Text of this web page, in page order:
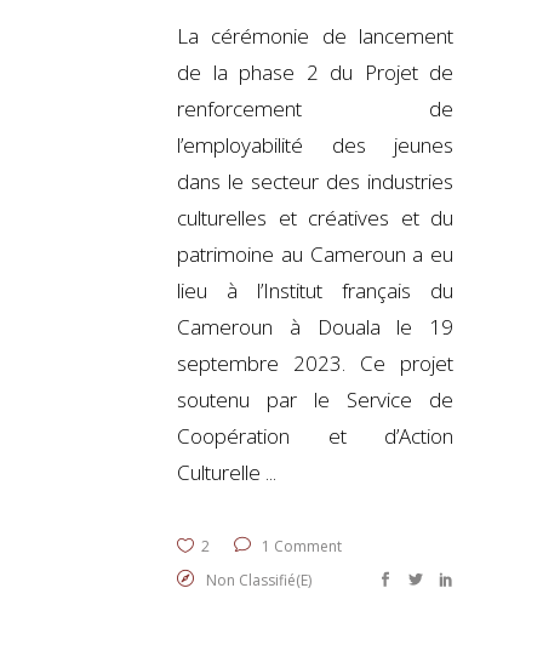
La cérémonie de lancement
de la phase 2 du Projet de
renforcement de
l’employabilité des jeunes
dans le secteur des industries
culturelles et créatives et du
patrimoine au Cameroun a eu
lieu à l’Institut français du
Cameroun à Douala le 19
septembre 2023. Ce projet
soutenu par le Service de
Coopération et d’Action
Culturelle
2
1 Comment
Non Classifié(e)